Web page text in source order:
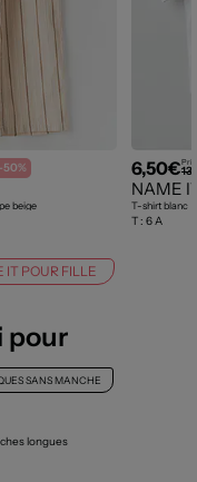
-50%
beige
6,50€Prix
NAME
T-shirt blanc
T : 6 A
IT POUR FILLE
pour
SANS MANCHE
longues